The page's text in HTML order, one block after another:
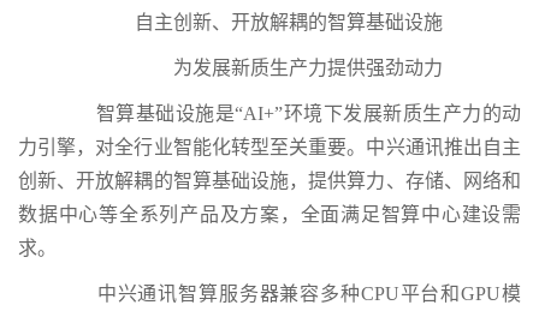
自主创新、开放解耦的智算基础设施
为发展新质生产力提供强劲动力
智算基础设施是“AI+”环境下发展新质生产力的动
力引擎，对全行业智能化转型至关重要。中兴通讯推出自主
创新、开放解耦的智算基础设施，提供算力、存储、网络和
数据中心等全系列产品及方案，全面满足智算中心建设需
求。
中兴通讯智算服务器兼容多种CPU平台和GPU模